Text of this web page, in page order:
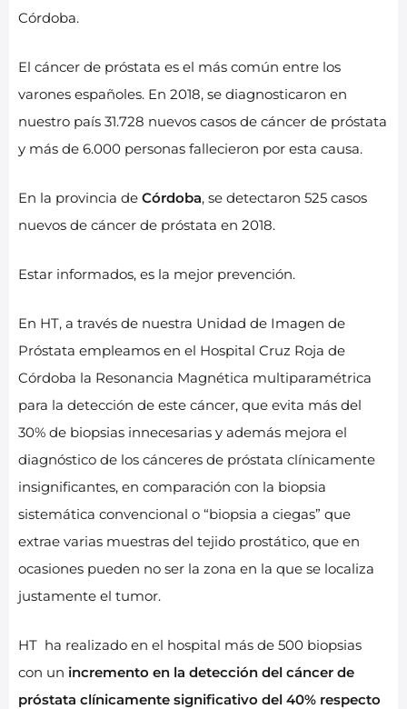
Córdoba.
El cáncer de próstata es el más común entre los
varones españoles. En 2018, se diagnosticaron en
nuestro país 31.728 nuevos casos de cáncer de próstata
y más de 6.000 personas fallecieron por esta causa.
En la provincia de Córdoba, se detectaron 525 casos
nuevos de cáncer de próstata en 2018.
Estar informados, es la mejor prevención.
En HT, a través de nuestra Unidad de Imagen de
Próstata empleamos en el Hospital Cruz Roja de
Córdoba la Resonancia Magnética multiparamétrica
para la detección de este cáncer, que evita más del
30% de biopsias innecesarias y además mejora el
diagnóstico de los cánceres de próstata clínicamente
insignificantes, en comparación con la biopsia
sistemática convencional o “biopsia a ciegas” que
extrae varias muestras del tejido prostático, que en
ocasiones pueden no ser la zona en la que se localiza
justamente el tumor.
HT ha realizado en el hospital más de 500 biopsias
con un incremento en la detección del cáncer de
próstata clínicamente significativo del 40% respecto